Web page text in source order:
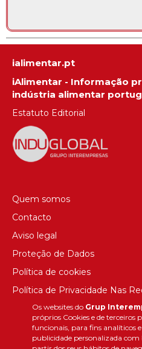
Os websites do Grup
próprios Cookies e de terceiros
funcionais, para fins analíticos
publicidade personalizada
ialimentar.pt
iAlimentar - Informação
indústria alimentar
Estatuto Editorial
Quem somos
Contacto
Aviso legal
Proteção de Dados
Política de cookies
Política de Privacidade Nas
Canal de denúncias
Colaborações editoriais